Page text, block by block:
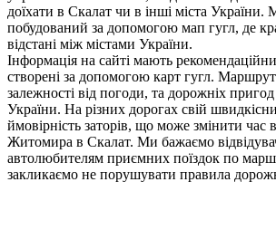
доїхати в Скалат чи в інші міста України.
побудований за допомогою мап гугл, де
відстані між містами України.
Інформація на сайті мають
створені за допомогою карт гугл.
залежності від погоди, та дорожніх
України. На різних дорогах свій
ймовірність заторів, що може змінити час в
Житомира в Скалат. Ми бажаємо
автолюбителям приємних поїздок по
закликаємо не порушувати правила